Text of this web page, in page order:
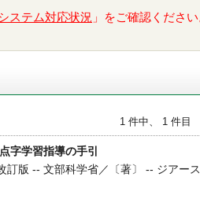
ステム対応状況 」をご確認ください
1 件中、 1 件目
字学習指導の手引
訂版 -- 文部科学省／〔著〕 -- ジアー